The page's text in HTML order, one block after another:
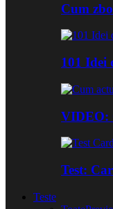
Cum
101 Idei
VIDEO:
Test:
Teste